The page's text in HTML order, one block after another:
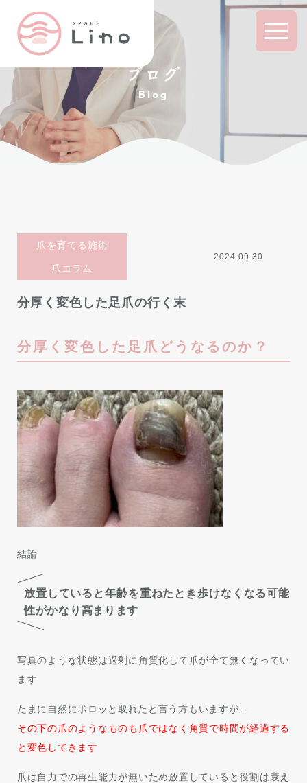
ブログ
Blog
爪を育てる施術
爪コラム
2024.09.30
分厚く変色した足爪の行く末
分厚く変色した足爪どうなるのか？
結論
放置していると年齢を重ねたとき歩けなくなる可能
性がかなり高まります
写真のような状態は過剰に角質化して爪が全て無くなってい
ます
たまに自然にポロッと取れたと言う方もいますが…
その下の爪のようなものも爪ではなく角質で時間が経過する
と変色してきます
爪は自力での再生能力が無いため放置していると役割は衰え